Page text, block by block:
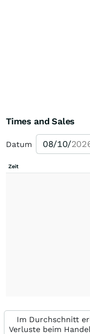
Times and Sales
Datum
Zeit
Im Durchschnitt
Verluste beim